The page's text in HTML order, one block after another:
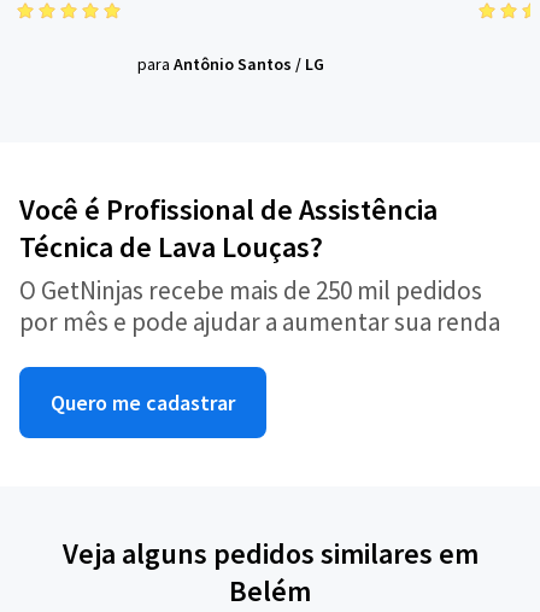
para Antônio Santos / LG
Você é Profissional de Assistência
Técnica de Lava Louças?
O GetNinjas recebe mais de 250 mil pedidos
por mês e pode ajudar a aumentar sua renda
Quero me cadastrar
Veja alguns pedidos similares em
Belém